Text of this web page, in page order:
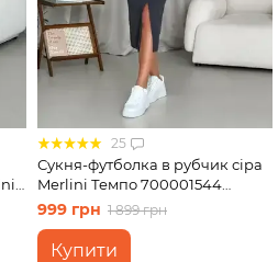
25
Сукня-футболка в рубчик сіра
Merlini Темпо 700001544
розмір S-M
999 грн 1 899 грн
Купити